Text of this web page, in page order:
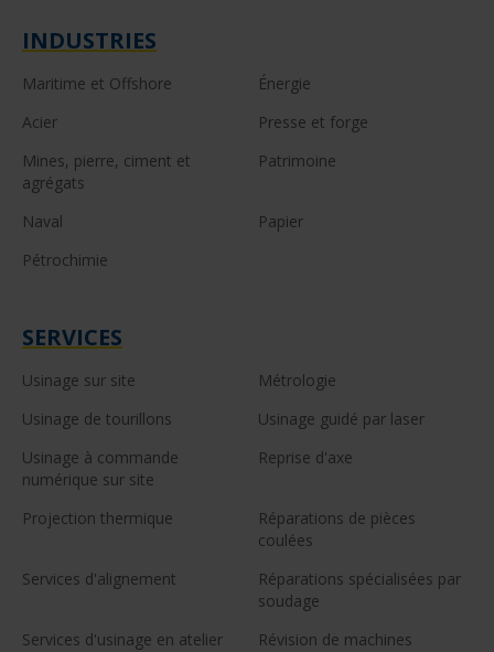
INDUSTRIES
Maritime et Offshore
Énergie
Acier
Presse et forge
Mines, pierre, ciment et
agrégats
Patrimoine
Naval
Papier
Pétrochimie
SERVICES
Usinage sur site
Métrologie
Usinage de tourillons
Usinage guidé par laser
Usinage à commande
numérique sur site
Reprise d'axe
Projection thermique
Réparations de pièces
coulées
Services d'alignement
Réparations spécialisées par
soudage
Services d'usinage en atelier
Révision de machines